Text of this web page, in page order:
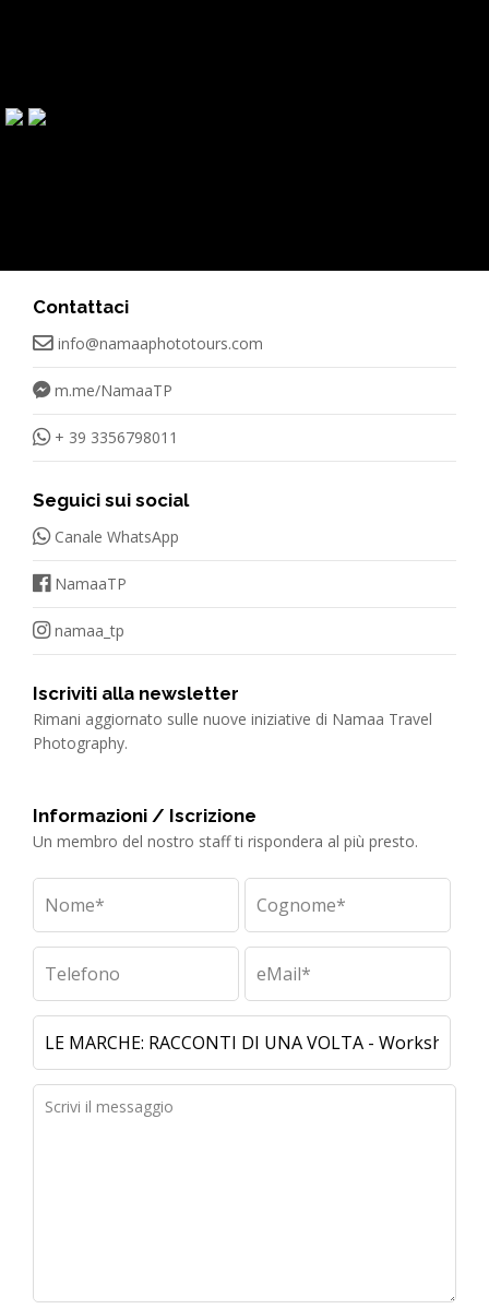
Contattaci
info@namaaphototours.com
m.me/NamaaTP
+ 39 3356798011
Seguici sui social
Canale WhatsApp
NamaaTP
namaa_tp
Iscriviti alla newsletter
Rimani aggiornato sulle nuove iniziative di Namaa Travel
Photography.
Informazioni / Iscrizione
Un membro del nostro staff ti rispondera al più presto.